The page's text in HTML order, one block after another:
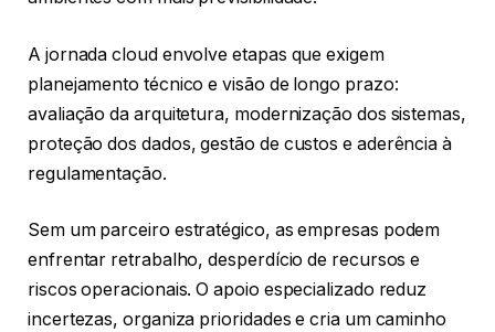
A jornada cloud envolve etapas que exigem
planejamento técnico e visão de longo prazo:
avaliação da arquitetura, modernização dos sistemas,
proteção dos dados, gestão de custos e aderência à
regulamentação.
Sem um parceiro estratégico, as empresas podem
enfrentar retrabalho, desperdício de recursos e
riscos operacionais. O apoio especializado reduz
incertezas, organiza prioridades e cria um caminho